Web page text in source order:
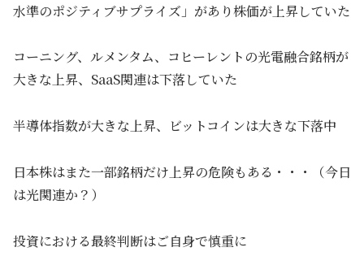
水準のポジティブサプライズ」があり株価が上昇していた
コーニング、ルメンタム、コヒーレントの光電融合銘柄が
大きな上昇、SaaS関連は下落していた
半導体指数が大きな上昇、ビットコインは大きな下落中
日本株はまた一部銘柄だけ上昇の危険もある・・・（今日
は光関連か？）
投資における最終判断はご自身で慎重に